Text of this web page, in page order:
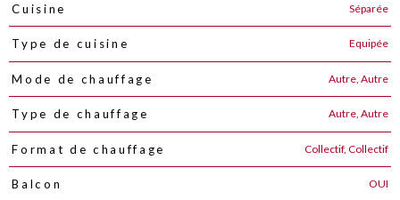
Cuisine Séparée
Type de cuisine Equipée
Mode de chauffage Autre, Autre
Type de chauffage Autre, Autre
Format de chauffage Collectif, Collectif
Balcon OUI